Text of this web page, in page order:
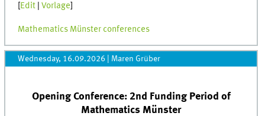
[Edit |Vorlage]
Mathematics Münster conferences
Wednesday, 16.09.2026 Maren Grüber
Opening Conference: 2nd Funding Period of
Mathematics Münster